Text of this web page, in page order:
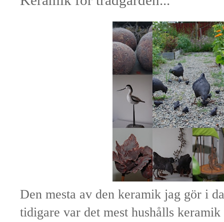
Den mesta av den keramik jag gör i
tidigare var det mest hushålls